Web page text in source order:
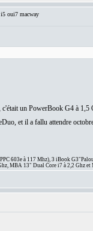
oui7 macway
un PowerBook G4 à
et il a fallu attendre
603e à 117 Mhz), 3 iBook
MBA 13" Dual Core i7 à 2,2 Ghz